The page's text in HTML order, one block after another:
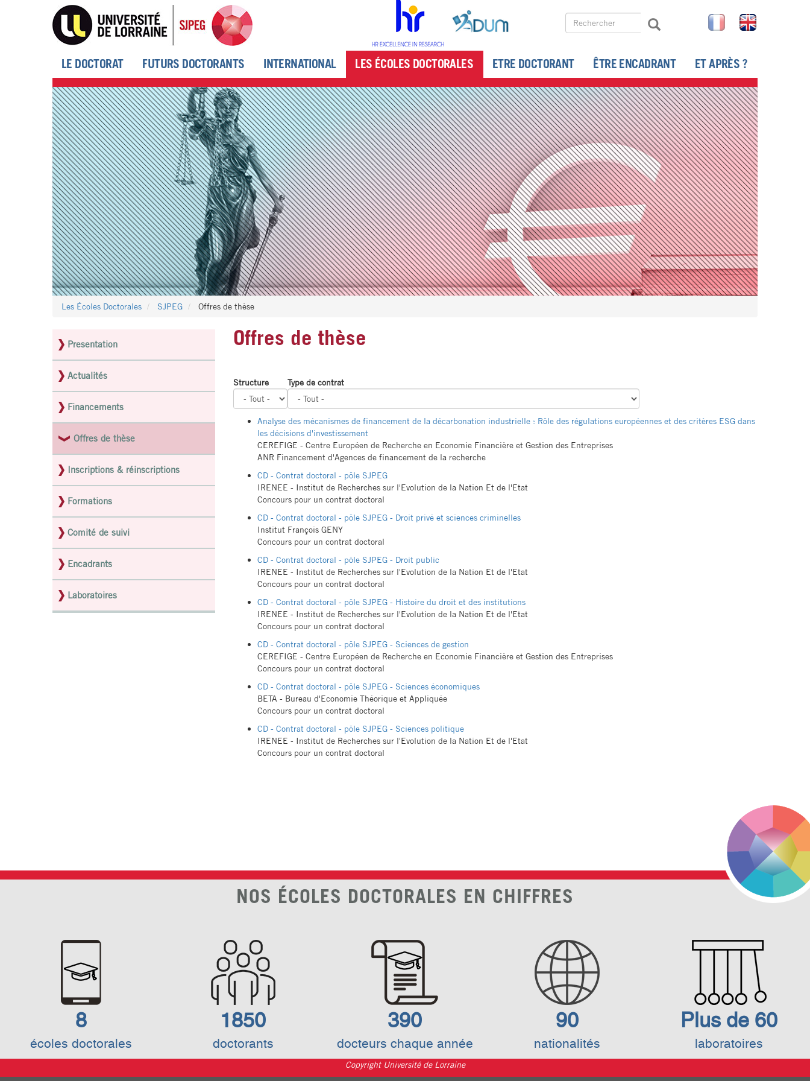
Search
Rechercher RechercherFR EN
Menu
principal
LE DOCTORAT FUTURS DOCTORANTS INTERNATIONAL LES ÉCOLES DOCTORALES ETRE DOCTORANT ÊTRE ENCADRANT ET APRÈS ?
Les Écoles Doctorales SJPEG Offres de thèse
Menu
latéral
pages
ED
Presentation
Actualités
Financements
Offres de thèse
Inscriptions & réinscriptions
Formations
Comité de suivi
Encadrants
Laboratoires
Offres de thèse
Structure Type de contrat
Analyse des mécanismes de financement de la décarbonation industrielle : Rôle des régulations européennes et des critères ESG dans
les décisions d'investissement
CEREFIGE - Centre Européen de Recherche en Economie Financière et Gestion des Entreprises
ANR Financement d'Agences de financement de la recherche
CD - Contrat doctoral - pôle SJPEG
IRENEE - Institut de Recherches sur l'Evolution de la Nation Et de l'Etat
Concours pour un contrat doctoral
CD - Contrat doctoral - pôle SJPEG - Droit privé et sciences criminelles
Institut François GENY
Concours pour un contrat doctoral
CD - Contrat doctoral - pôle SJPEG - Droit public
IRENEE - Institut de Recherches sur l'Evolution de la Nation Et de l'Etat
Concours pour un contrat doctoral
CD - Contrat doctoral - pôle SJPEG - Histoire du droit et des institutions
IRENEE - Institut de Recherches sur l'Evolution de la Nation Et de l'Etat
Concours pour un contrat doctoral
CD - Contrat doctoral - pôle SJPEG - Sciences de gestion
CEREFIGE - Centre Européen de Recherche en Economie Financière et Gestion des Entreprises
Concours pour un contrat doctoral
CD - Contrat doctoral - pôle SJPEG - Sciences économiques
BETA - Bureau d'Economie Théorique et Appliquée
Concours pour un contrat doctoral
CD - Contrat doctoral - pôle SJPEG - Sciences politique
IRENEE - Institut de Recherches sur l'Evolution de la Nation Et de l'Etat
Concours pour un contrat doctoral
NOS ÉCOLES DOCTORALES EN CHIFFRES
8
écoles doctorales
1850
doctorants
390
docteurs chaque année
90
nationalités
Plus de 60
laboratoires
Copyright Université de Lorraine